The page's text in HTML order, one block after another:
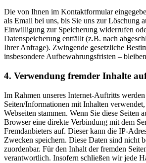
Die von Ihnen im Kontaktformular
als Email bei uns, bis Sie uns zur Löschung
Einwilligung zur Speicherung widerrufen
Datenspeicherung entfällt (z.B. nach
Ihrer Anfrage). Zwingende gesetzliche
insbesondere Aufbewahrungsfristen –
4. Verwendung fremder Inhalte
Im Rahmen unseres Internet-Auftritts werden
Seiten/Informationen mit Inhalten
Webseiten stammen. Wenn Sie diese Seiten
Browser eine direkte Verbindung mit dem
Fremdanbieters auf. Dieser kann die IP-
Zwecken speichern. Diese Daten sind nicht
zuordenbar. Für den Inhalt der fremden
verantwortlich. Insofern schließen wir jede